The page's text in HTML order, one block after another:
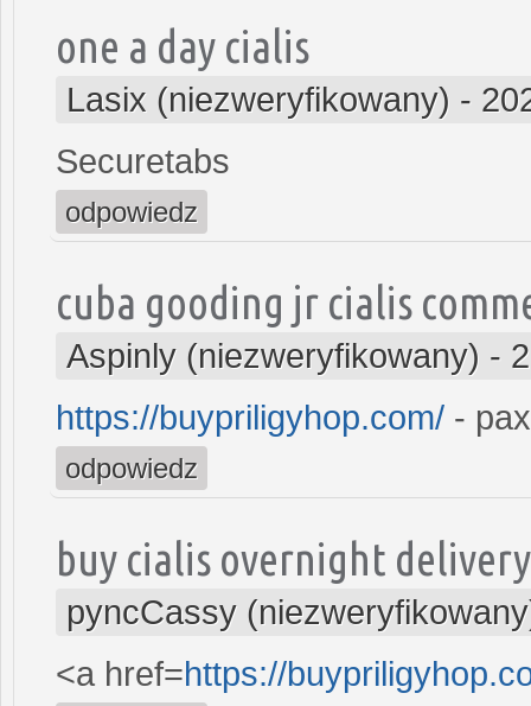
one a day cialis
Lasix (niezweryfikowany) -
Securetabs
odpowiedz
cuba gooding jr cialis
Aspinly (niezweryfikowany) -
https://buypriligyhop.com/ -
odpowiedz
buy cialis overnight delivery
pyncCassy
<a href=https://